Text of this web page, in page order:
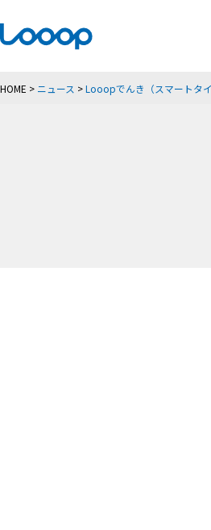
HOME > ニュース >Looopでんき（スマートタ